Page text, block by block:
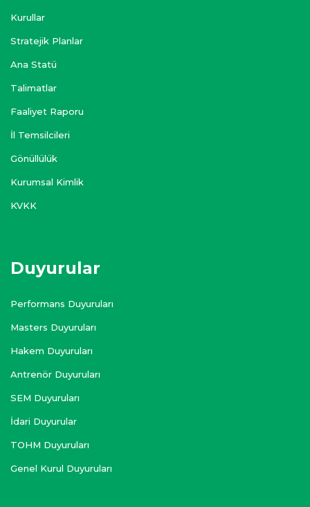
Kurullar
Stratejik Planlar
Ana Statü
Talimatlar
Faaliyet Raporu
İl Temsilcileri
Gönüllülük
Kurumsal Kimlik
KVKK
Duyurular
Performans Duyuruları
Masters Duyuruları
Hakem Duyuruları
Antrenör Duyuruları
SEM Duyuruları
İdari Duyurular
TOHM Duyuruları
Genel Kurul Duyuruları